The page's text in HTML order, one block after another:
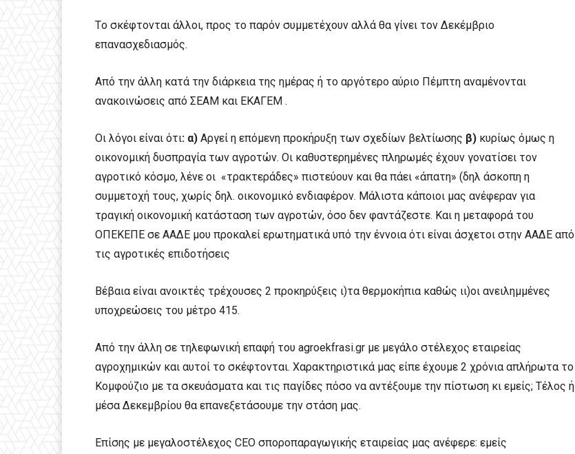
Tο σκέφτονται άλλοι, προς το παρόν συμμετέχουν αλλά θα γίνει τον Δεκέμβριο
επανασχεδιασμός.
Από την άλλη κατά την διάρκεια της ημέρας ή το αργότερο αύριο Πέμπτη αναμένονται
ανακοινώσεις από ΣΕΑΜ και ΕΚΑΓΕΜ .
Οι λόγοι είναι ότι: α) Αργεί η επόμενη προκήρυξη των σχεδίων βελτίωσης β) κυρίως όμως η
οικονομική δυσπραγία των αγροτών. Οι καθυστερημένες πληρωμές έχουν γονατίσει τον
αγροτικό κόσμο, λένε οι «τρακτεράδες» πιστεύουν και θα πάει «άπατη» (δηλ άσκοπη η
συμμετοχή τους, χωρίς δηλ. οικονομικό ενδιαφέρον. Μάλιστα κάποιοι μας ανέφεραν για
τραγική οικονομική κατάσταση των αγροτών, όσο δεν φαντάζεστε. Και η μεταφορά του
ΟΠΕΚΕΠΕ σε ΑΑΔΕ μου προκαλεί ερωτηματικά υπό την έννοια ότι είναι άσχετοι στην ΑΑΔΕ από
τις αγροτικές επιδοτήσεις
Βέβαια είναι ανοικτές τρέχουσες 2 προκηρύξεις ι)τα θερμοκήπια καθώς ιι)οι ανειλημμένες
υποχρεώσεις του μέτρο 415.
Από την άλλη σε τηλεφωνική επαφή του agroekfrasi.gr με μεγάλο στέλεχος εταιρείας
αγροχημικών και αυτοί το σκέφτονται. Χαρακτηριστικά μας είπε έχουμε 2 χρόνια απλήρωτα το
Κομφούζιο με τα σκευάσματα και τις παγίδες πόσο να αντέξουμε την πίστωση κι εμείς; Τέλος ή
μέσα Δεκεμβρίου θα επανεξετάσουμε την στάση μας.
Επίσης με μεγαλοστέλεχος CEO σποροπαραγωγικής εταιρείας μας ανέφερε: εμείς